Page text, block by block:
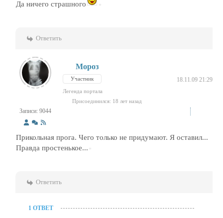
Да ничего страшного
Ответить
Записи: 9044
Мороз
Участник 18.11.09 21:29
Легенда портала
Присоединился: 18 лет назад
Прикольная прога. Чего только не придумают. Я оставил...
Правда простенькое...
Ответить
1 ОТВЕТ